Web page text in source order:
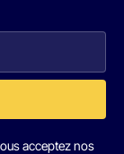
acceptez nos